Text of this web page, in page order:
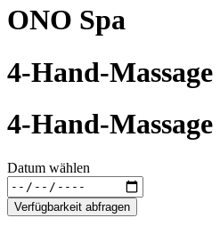
ONO Spa
4-Hand-Massage
4-Hand-Massage
Datum wählen
Verfügbarkeit abfragen